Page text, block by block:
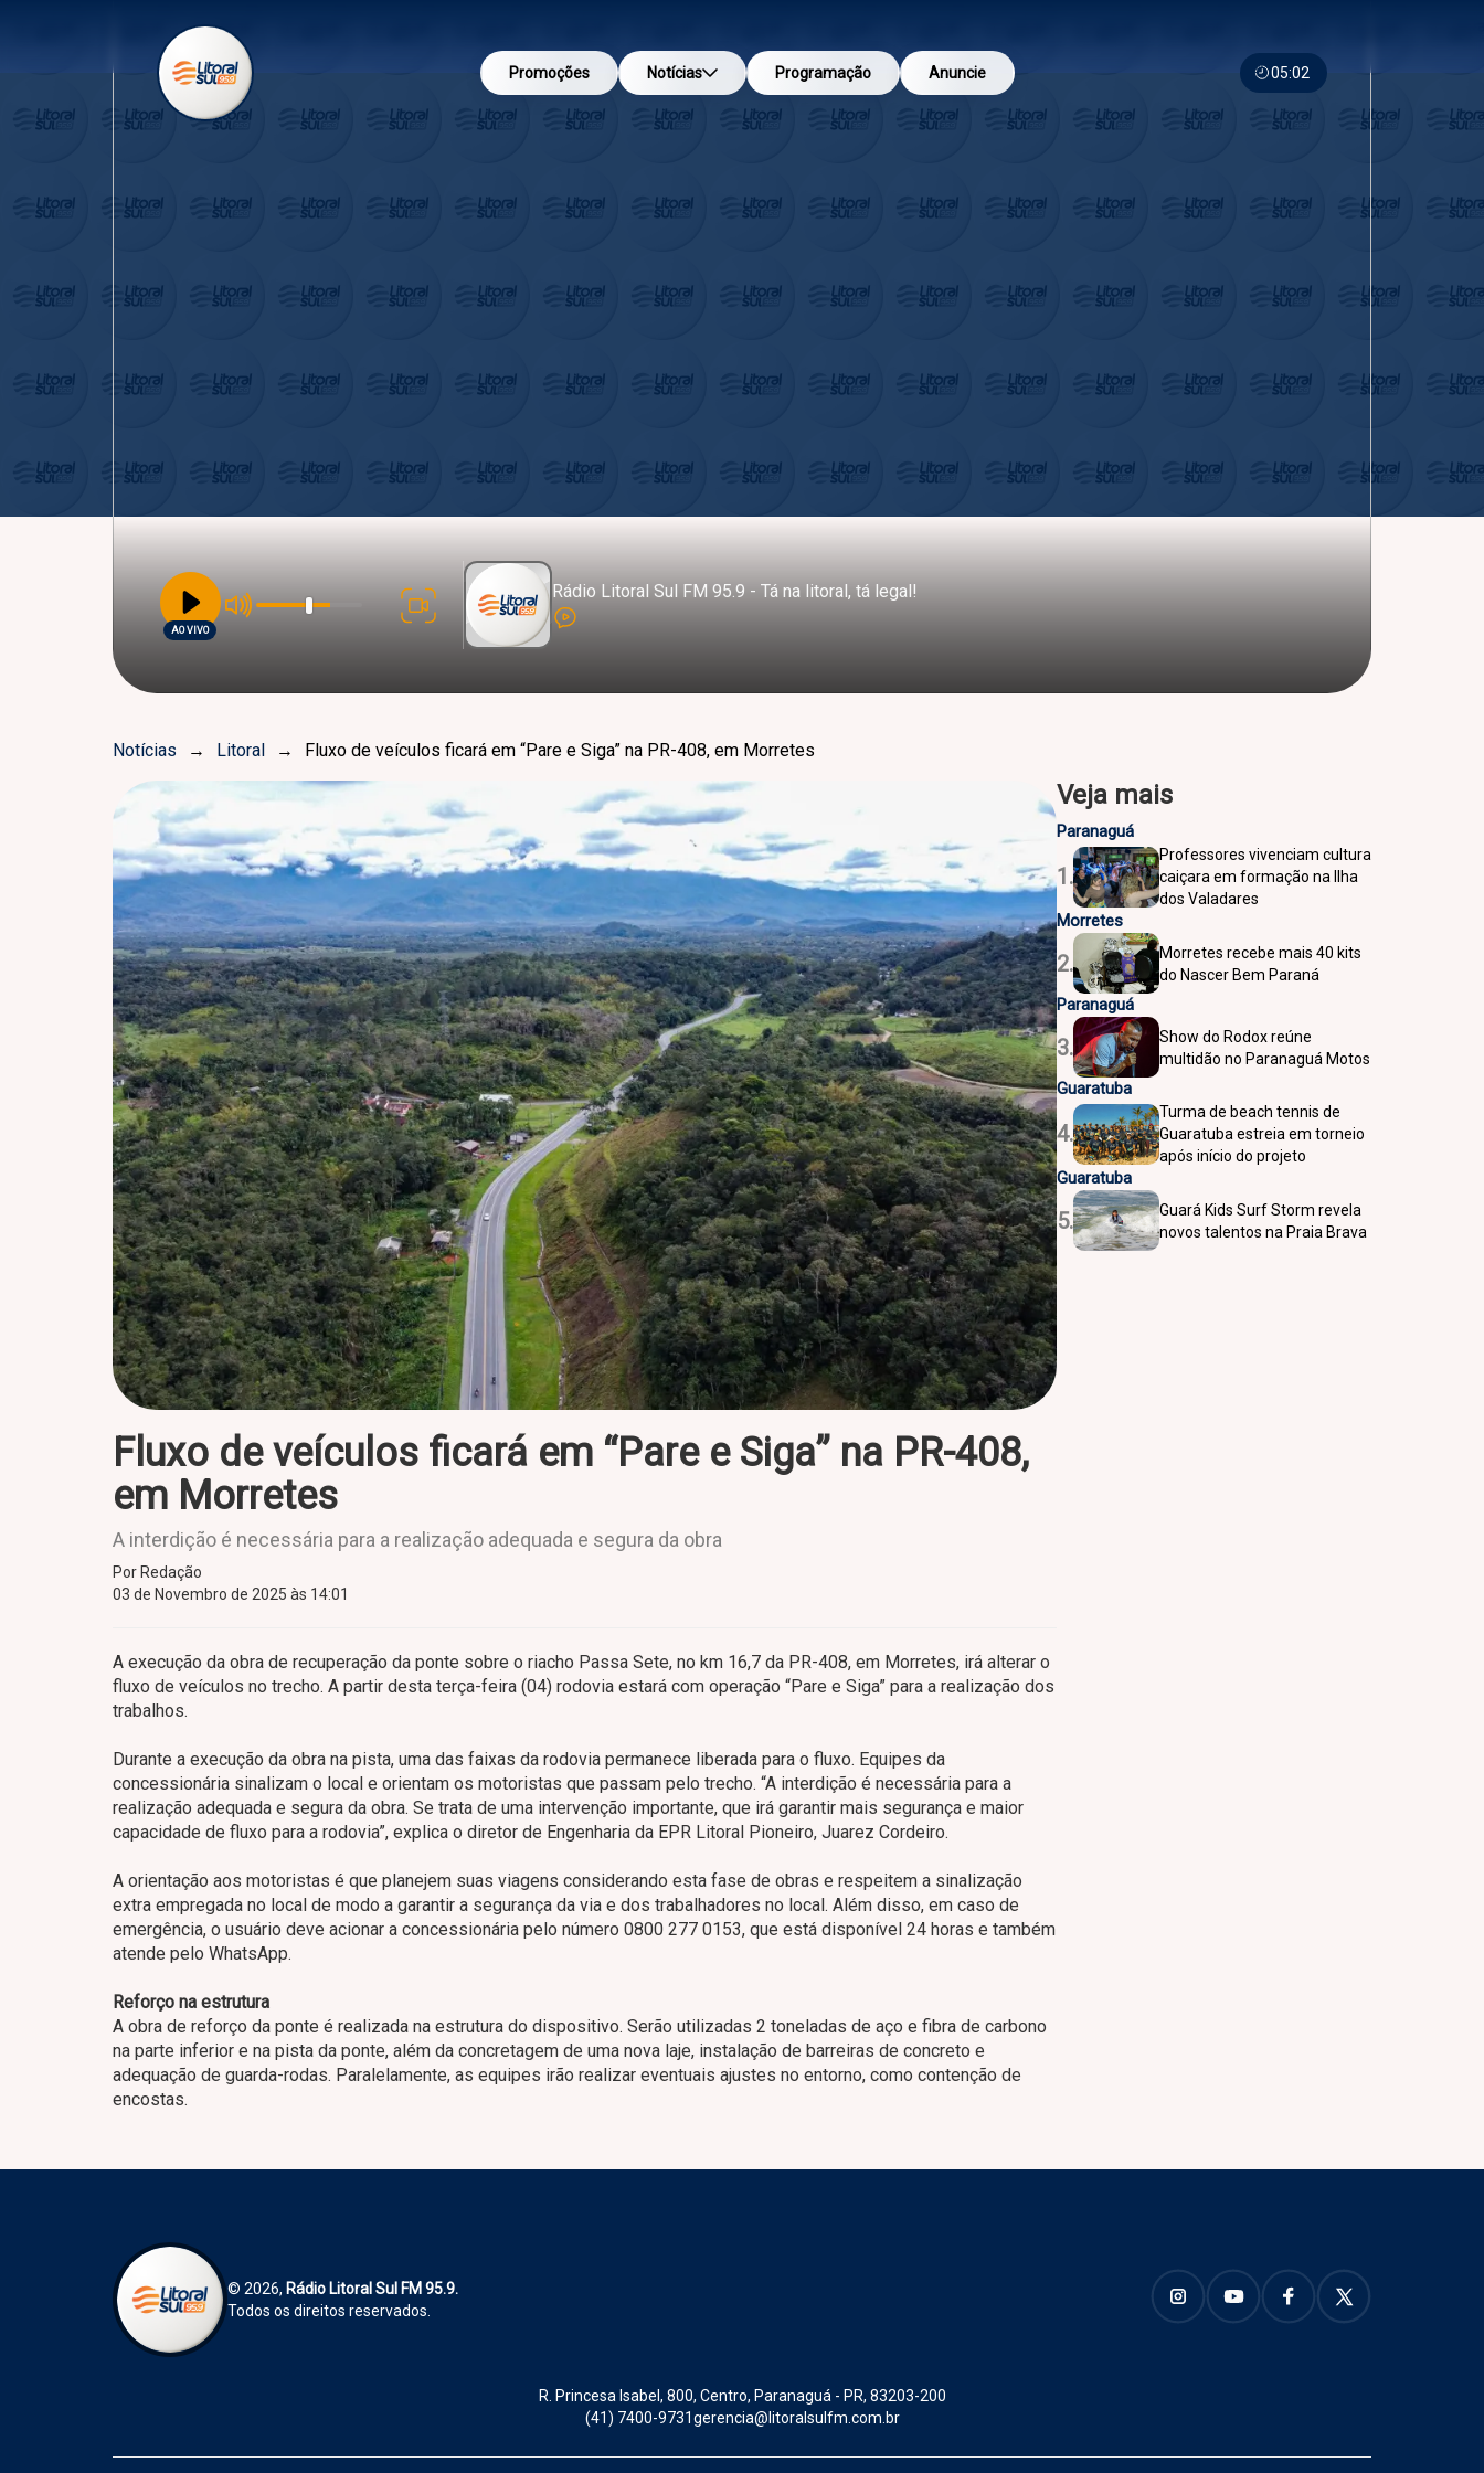
Promoções Notícias Programação Anuncie 05:02
AO VIVO
Rádio Litoral Sul FM 95.9 - Tá na litoral, tá legal!
Notícias → Litoral → Fluxo de veículos ficará em “Pare e Siga” na PR-408, em Morretes
Fluxo de veículos ficará em “Pare e Siga” na PR-408,
em Morretes
A interdição é necessária para a realização adequada e segura da obra
Por Redação
03 de Novembro de 2025 às 14:01
A execução da obra de recuperação da ponte sobre o riacho Passa Sete, no km 16,7 da PR-408, em Morretes, irá alterar o
fluxo de veículos no trecho. A partir desta terça-feira (04) rodovia estará com operação “Pare e Siga” para a realização dos
trabalhos.
Durante a execução da obra na pista, uma das faixas da rodovia permanece liberada para o fluxo. Equipes da
concessionária sinalizam o local e orientam os motoristas que passam pelo trecho. “A interdição é necessária para a
realização adequada e segura da obra. Se trata de uma intervenção importante, que irá garantir mais segurança e maior
capacidade de fluxo para a rodovia”, explica o diretor de Engenharia da EPR Litoral Pioneiro, Juarez Cordeiro.
A orientação aos motoristas é que planejem suas viagens considerando esta fase de obras e respeitem a sinalização
extra empregada no local de modo a garantir a segurança da via e dos trabalhadores no local. Além disso, em caso de
emergência, o usuário deve acionar a concessionária pelo número 0800 277 0153, que está disponível 24 horas e também
atende pelo WhatsApp.
Reforço na estrutura
A obra de reforço da ponte é realizada na estrutura do dispositivo. Serão utilizadas 2 toneladas de aço e fibra de carbono
na parte inferior e na pista da ponte, além da concretagem de uma nova laje, instalação de barreiras de concreto e
adequação de guarda-rodas. Paralelamente, as equipes irão realizar eventuais ajustes no entorno, como contenção de
encostas.
Veja mais
Paranaguá
1.
Professores vivenciam cultura
caiçara em formação na Ilha
dos Valadares
Morretes
2.
Morretes recebe mais 40 kits
do Nascer Bem Paraná
Paranaguá
3.
Show do Rodox reúne
multidão no Paranaguá Motos
Guaratuba
4.
Turma de beach tennis de
Guaratuba estreia em torneio
após início do projeto
Guaratuba
5.
Guará Kids Surf Storm revela
novos talentos na Praia Brava
© 2026, Rádio Litoral Sul FM 95.9.
Todos os direitos reservados.
R. Princesa Isabel, 800, Centro, Paranaguá - PR, 83203-200
(41) 7400-9731gerencia@litoralsulfm.com.br